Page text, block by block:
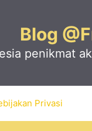
Blog
penikmat
Privasi